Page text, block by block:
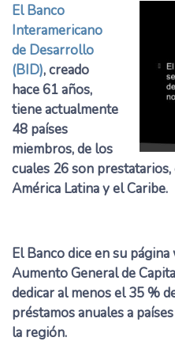
El Banco
Interamericano
de Desarrollo
(BID), creado
hace 61 años,
tiene actualmente
48 países
miembros, de los
cuales 26 son
América Latina y el Caribe.
El Banco dice en su
Aumento General de
dedicar al menos el 35 %
préstamos anuales a
la región.